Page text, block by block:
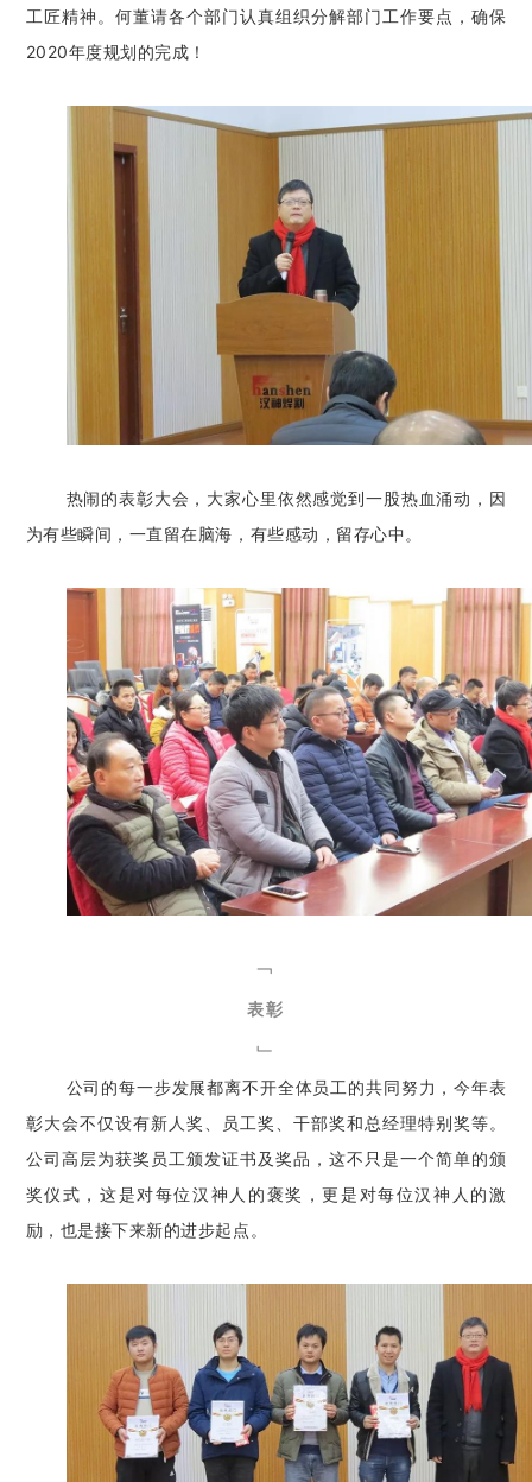
工匠精神。 何董请各个部门认真组织分解部门工作要点，确保
2020年度规划的完成！
热闹的表彰大会，大家心里依然感觉到一股热血涌动，因
为有些瞬间，一直留在脑海，有些感动，留存心中。
﹁
表彰
﹂
公司的每一步发展都离不开全体员工的共同努力，今年表
彰大会不仅设有新人奖、员工奖、干部奖和总经理特别奖等。
公司高层为获奖员工颁发证书及奖品，这不只是一个简单的颁
奖仪式，这是对每位汉神人的褒奖，更是对每位汉神人的激
励，也是接下来新的进步起点。